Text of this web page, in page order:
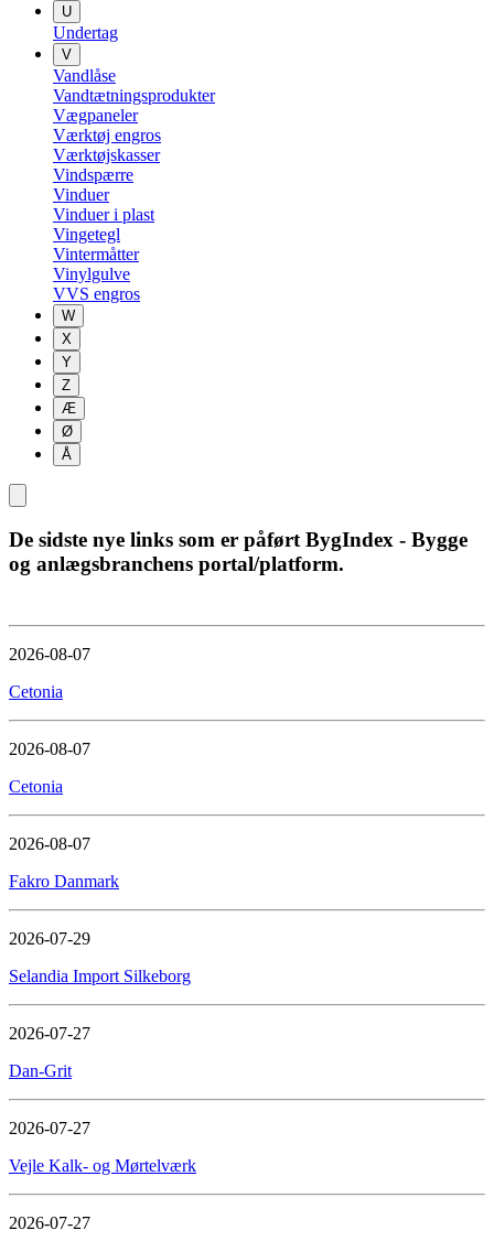
U
Undertag
V
Vandlåse
Vandtætningsprodukter
Vægpaneler
Værktøj engros
Værktøjskasser
Vindspærre
Vinduer
Vinduer i plast
Vingetegl
Vintermåtter
Vinylgulve
VVS engros
W
X
Y
Z
Æ
Ø
Å
De sidste nye links som er påført BygIndex - Bygge
og anlægsbranchens portal/platform.
2026-08-07
Cetonia
2026-08-07
Cetonia
2026-08-07
Fakro Danmark
2026-07-29
Selandia Import Silkeborg
2026-07-27
Dan-Grit
2026-07-27
Vejle Kalk- og Mørtelværk
2026-07-27